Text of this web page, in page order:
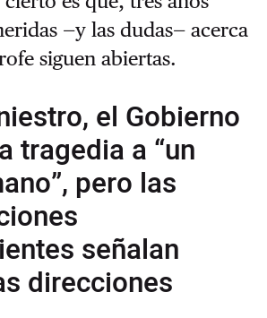
—y las dudas— acerca
siguen abiertas.
el Gobierno
tragedia a “un
pero las
señalan
direcciones